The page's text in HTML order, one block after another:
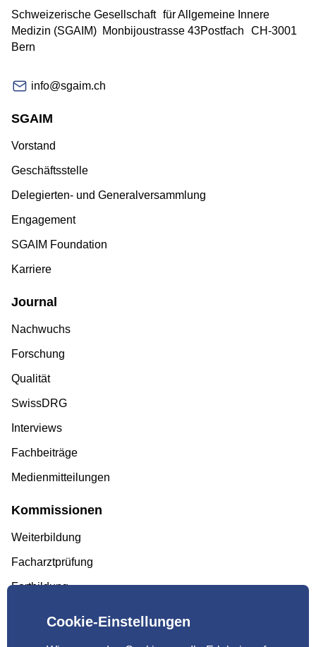
Schweizerische Gesellschaft für Allgemeine Innere
Medizin (SGAIM) Monbijoustrasse 43Postfach CH-3001
Bern
info@sgaim.ch
SGAIM
Vorstand
Geschäftsstelle
Delegierten- und Generalversammlung
Engagement
SGAIM Foundation
Karriere
Journal
Nachwuchs
Forschung
Qualität
SwissDRG
Interviews
Fachbeiträge
Medienmitteilungen
Kommissionen
Weiterbildung
Facharztprüfung
Fortbildung
Cookie-Einstellungen